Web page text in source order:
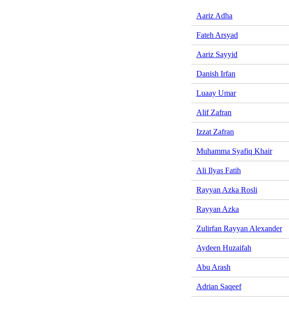
Aariz Adha
Fateh Arsyad
Aariz Sayyid
Danish Irfan
Luaay Umar
Alif Zafran
Izzat Zafran
Muhamma Syafiq Khair
Ali Ilyas Fatih
Rayyan Azka Rosli
Rayyan Azka
Zulirfan Rayyan Alexander
Aydeen Huzaifah
Abu Arash
Adrian Saqeef